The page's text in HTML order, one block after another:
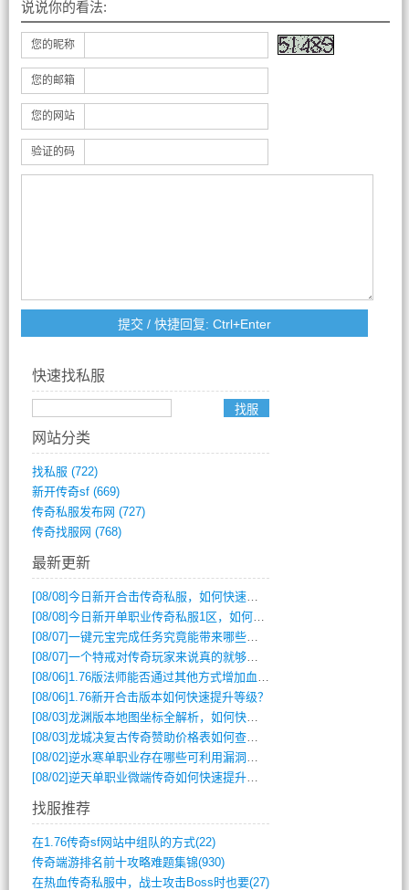
说说你的看法:
您的昵称
您的邮箱
您的网站
验证的码
快速找私服
网站分类
找私服 (722)
新开传奇sf(669)
传奇私服发布网 (727)
传奇找服网 (768)
最新更新
[08/08]今日新开合击传奇私服，如何快速提升角色战力？
[08/08]今日新开单职业传奇私服1区，如何快速升级与获取顶级装备？
[08/07]一键元宝完成任务究竟能带来哪些超值优势？
[08/07]一个特戒对传奇玩家来说真的就够用了吗？
[08/06] 1.76版法师能否通过其他方式增加血量？
[08/06] 1.76新开合击版本如何快速提升等级？
[08/03]龙渊版本地图坐标全解析，如何快速定位BOSS位置？
[08/03]龙城决复古传奇赞助价格表如何查询？
[08/02]逆水寒单职业存在哪些可利用漏洞？如何快速提升战力？
[08/02]逆天单职业微端传奇如何快速提升战力？新手必看攻略
找服推荐
在1.76传奇sf网站中组队的方式(22)
传奇端游排名前十攻略难题集锦(930)
在热血传奇私服中，战士攻击Boss时也要(27)